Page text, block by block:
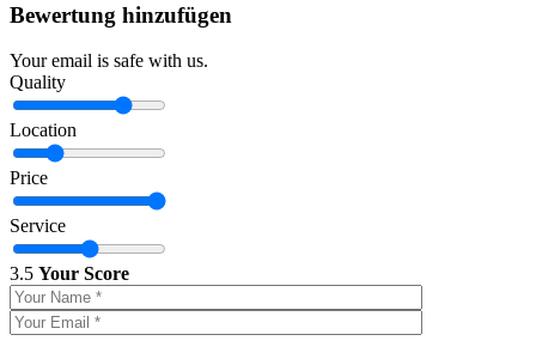
Bewertung hinzufügen
Your email is safe with us.
Quality
Location
Price
Service
3.5 Your Score